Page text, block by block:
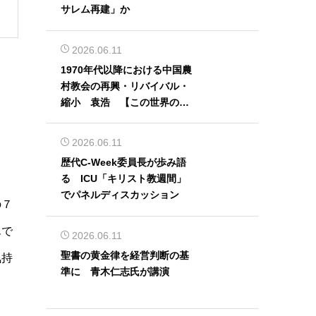
サレム再建」か
2026.06.11
1970年代以降における中国農
村教会の再興・リバイバル・
縮小 袁浩 【この世界の片
2026.06.11
歴代C-Week委員長が歩み語
る ICU「キリスト教週間」
でパネルディスカッション
2026.06.11
聖書の黄金律を経営判断の基
準に 青木仁志氏が講演